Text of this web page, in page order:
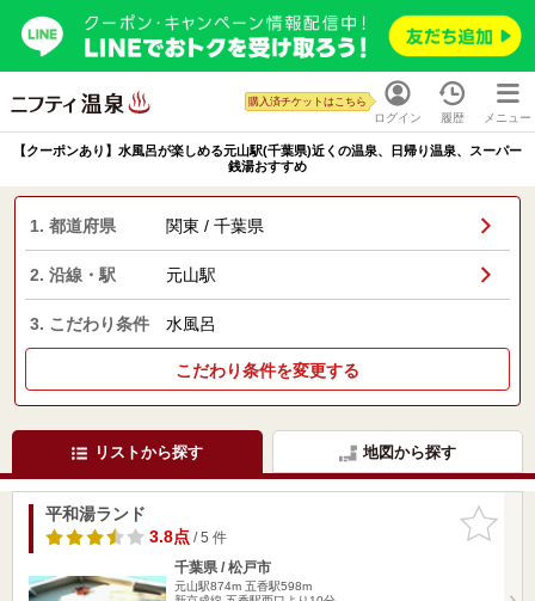
ログイン
購入済チケットはこちら
履歴 メニュー
【クーポンあり】水風呂が楽しめる元山駅(千葉県)近くの温泉、日帰り温泉、スーパー
銭湯おすすめ
1. 都道府県 関東 / 千葉県
2. 沿線・駅 元山駅
3. こだわり条件 水風呂
こだわり条件を変更する
リストから探す 地図から探す
お気に入
りに追加
平和湯ランド
3.8点/ 5 件
千葉県 / 松戸市
元山駅874m 五香駅598m